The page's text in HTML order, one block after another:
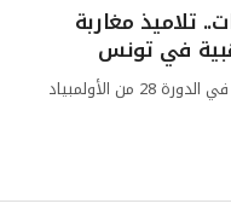
تلاميذ مغاربة
في تونس
حقق المنتخب الوطني المدرسي نتائج باهرة في الدورة 28 من الأولمبياد